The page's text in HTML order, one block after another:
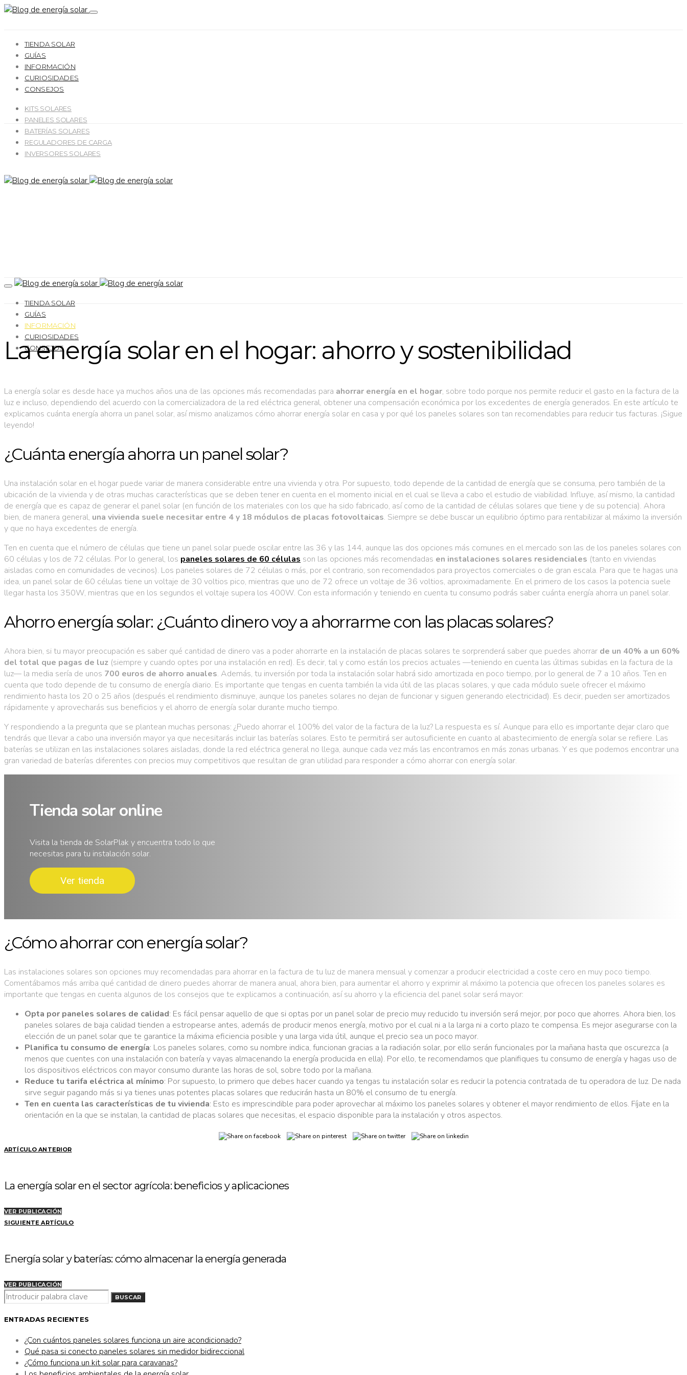
TIENDA SOLAR
GUÍAS
INFORMACIÓN
CURIOSIDADES
CONSEJOS
KITS SOLARES
PANELES SOLARES
BATERÍAS SOLARES
REGULADORES DE CARGA
INVERSORES SOLARES
TIENDA SOLAR
GUÍAS
INFORMACIÓN
CURIOSIDADES
CONSEJOS
La energía solar en el hogar: ahorro y sostenibilidad
La energía solar es desde hace ya muchos años una de las opciones más recomendadas para ahorrar energía en el hogar, sobre todo porque nos permite reducir el gasto en la factura de la
luz e incluso, dependiendo del acuerdo con la comercializadora de la red eléctrica general, obtener una compensación económica por los excedentes de energía generados. En este artículo te
explicamos cuánta energía ahorra un panel solar, así mismo analizamos cómo ahorrar energía solar en casa y por qué los paneles solares son tan recomendables para reducir tus facturas. ¡Sigue
leyendo!
¿Cuánta energía ahorra un panel solar?
Una instalación solar en el hogar puede variar de manera considerable entre una vivienda y otra. Por supuesto, todo depende de la cantidad de energía que se consuma, pero también de la
ubicación de la vivienda y de otras muchas características que se deben tener en cuenta en el momento inicial en el cual se lleva a cabo el estudio de viabilidad. Influye, así mismo, la cantidad
de energía que es capaz de generar el panel solar (en función de los materiales con los que ha sido fabricado, así como de la cantidad de células solares que tiene y de su potencia). Ahora
bien, de manera general, una vivienda suele necesitar entre 4 y 18 módulos de placas fotovoltaicas. Siempre se debe buscar un equilibrio óptimo para rentabilizar al máximo la inversión
y que no haya excedentes de energía.
Ten en cuenta que el número de células que tiene un panel solar puede oscilar entre las 36 y las 144, aunque las dos opciones más comunes en el mercado son las de los paneles solares con
60 células y los de 72 células. Por lo general, los paneles solares de 60 células son las opciones más recomendadas en instalaciones solares residenciales (tanto en viviendas
aisladas como en comunidades de vecinos). Los paneles solares de 72 células o más, por el contrario, son recomendados para proyectos comerciales o de gran escala. Para que te hagas una
idea, un panel solar de 60 células tiene un voltaje de 30 voltios pico, mientras que uno de 72 ofrece un voltaje de 36 voltios, aproximadamente. En el primero de los casos la potencia suele
llegar hasta los 350W, mientras que en los segundos el voltaje supera los 400W. Con esta información y teniendo en cuenta tu consumo podrás saber cuánta energía ahorra un panel solar.
Ahorro energía solar: ¿Cuánto dinero voy a ahorrarme con las placas solares?
Ahora bien, si tu mayor preocupación es saber qué cantidad de dinero vas a poder ahorrarte en la instalación de placas solares te sorprenderá saber que puedes ahorrar de un 40% a un 60%
del total que pagas de luz (siempre y cuando optes por una instalación en red). Es decir, tal y como están los precios actuales —teniendo en cuenta las últimas subidas en la factura de la
luz— la media sería de unos 700 euros de ahorro anuales. Además, tu inversión por toda la instalación solar habrá sido amortizada en poco tiempo, por lo general de 7 a 10 años. Ten en
cuenta que todo depende de tu consumo de energía diario. Es importante que tengas en cuenta también la vida útil de las placas solares, y que cada módulo suele ofrecer el máximo
rendimiento hasta los 20 o 25 años (después el rendimiento disminuye, aunque los paneles solares no dejan de funcionar y siguen generando electricidad). Es decir, pueden ser amortizados
rápidamente y aprovecharás sus beneficios y el ahorro de energía solar durante mucho tiempo.
Y respondiendo a la pregunta que se plantean muchas personas: ¿Puedo ahorrar el 100% del valor de la factura de la luz? La respuesta es sí. Aunque para ello es importante dejar claro que
tendrás que llevar a cabo una inversión mayor ya que necesitarás incluir las baterías solares. Esto te permitirá ser autosuficiente en cuanto al abastecimiento de energía solar se refiere. Las
baterías se utilizan en las instalaciones solares aisladas, donde la red eléctrica general no llega, aunque cada vez más las encontramos en más zonas urbanas. Y es que podemos encontrar una
gran variedad de baterías diferentes con precios muy competitivos que resultan de gran utilidad para responder a cómo ahorrar con energía solar.
Tienda solar online
Visita la tienda de SolarPlak y encuentra todo lo que
necesitas para tu instalación solar.
Ver tienda
¿Cómo ahorrar con energía solar?
Las instalaciones solares son opciones muy recomendadas para ahorrar en la factura de tu luz de manera mensual y comenzar a producir electricidad a coste cero en muy poco tiempo.
Comentábamos más arriba qué cantidad de dinero puedes ahorrar de manera anual, ahora bien, para aumentar el ahorro y exprimir al máximo la potencia que ofrecen los paneles solares es
importante que tengas en cuenta algunos de los consejos que te explicamos a continuación, así su ahorro y la eficiencia del panel solar será mayor:
Opta por paneles solares de calidad: Es fácil pensar aquello de que si optas por un panel solar de precio muy reducido tu inversión será mejor, por poco que ahorres. Ahora bien, los
paneles solares de baja calidad tienden a estropearse antes, además de producir menos energía, motivo por el cual ni a la larga ni a corto plazo te compensa. Es mejor asegurarse con la
elección de un panel solar que te garantice la máxima eficiencia posible y una larga vida útil, aunque el precio sea un poco mayor.
Planifica tu consumo de energía: Los paneles solares, como su nombre indica, funcionan gracias a la radiación solar, por ello serán funcionales por la mañana hasta que oscurezca (a
menos que cuentes con una instalación con batería y vayas almacenando la energía producida en ella). Por ello, te recomendamos que planifiques tu consumo de energía y hagas uso de
los dispositivos eléctricos con mayor consumo durante las horas de sol, sobre todo por la mañana.
Reduce tu tarifa eléctrica al mínimo: Por supuesto, lo primero que debes hacer cuando ya tengas tu instalación solar es reducir la potencia contratada de tu operadora de luz. De nada
sirve seguir pagando más si ya tienes unas potentes placas solares que reducirán hasta un 80% el consumo de tu energía.
Ten en cuenta las características de tu vivienda: Esto es imprescindible para poder aprovechar al máximo los paneles solares y obtener el mayor rendimiento de ellos. Fíjate en la
orientación en la que se instalan, la cantidad de placas solares que necesitas, el espacio disponible para la instalación y otros aspectos.
ARTÍCULO ANTERIOR
La energía solar en el sector agrícola: beneficios y aplicaciones
VER PUBLICACIÓN
SIGUIENTE ARTÍCULO
Energía solar y baterías: cómo almacenar la energía generada
VER PUBLICACIÓN
BUSCAR
POR:
BUSCAR
ENTRADAS RECIENTES
¿Con cuántos paneles solares funciona un aire acondicionado?
Qué pasa si conecto paneles solares sin medidor bidireccional
¿Cómo funciona un kit solar para caravanas?